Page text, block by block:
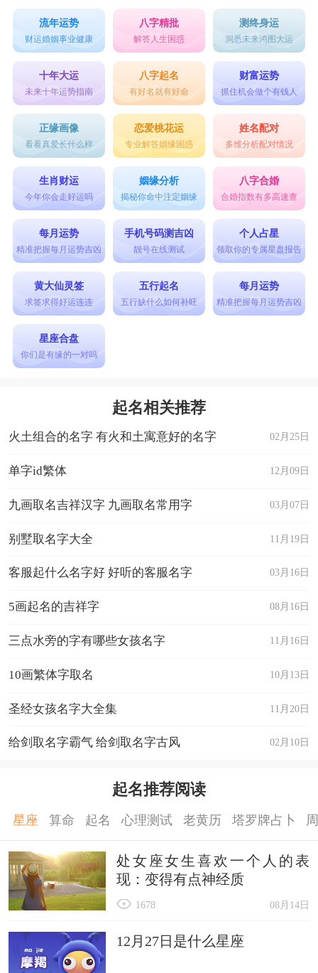
流年运势
财运婚姻事业健康
八字精批
解答人生困惑
测终身运
洞悉未来鸿图大运
十年大运
未来十年运势指南
八字起名
有好名就有好命
财富运势
抓住机会做个有钱人
正缘画像
看看真爱长什么样
恋爱桃花运
专业解答姻缘困惑
姓名配对
多维分析配对情况
生肖财运
今年你会走好运吗
姻缘分析
揭秘你命中注定姻缘
八字合婚
合婚指数有多高速查
每月运势
精准把握每月运势吉凶
手机号码测吉凶
靓号在线测试
个人占星
领取你的专属星盘报告
黄大仙灵签
求签求得好运连连
五行起名
五行缺什么如何补旺
每月运势
精准把握每月运势吉凶
星座合盘
你们是有缘的一对吗
起名相关推荐
02月25日
火土组合的名字 有火和土寓意好的名字
12月09日
单字id繁体
03月07日
九画取名吉祥汉字 九画取名常用字
11月19日
别墅取名字大全
03月16日
客服起什么名字好 好听的客服名字
08月16日
5画起名的吉祥字
11月16日
三点水旁的字有哪些女孩名字
10月13日
10画繁体字取名
11月20日
圣经女孩名字大全集
02月10日
给剑取名字霸气 给剑取名字古风
起名推荐阅读
星座 算命 起名 心理测试 老黄历 塔罗牌占卜
处女座女生喜欢一个人的表
现：变得有点神经质
08月14日
1678
12月27日是什么星座